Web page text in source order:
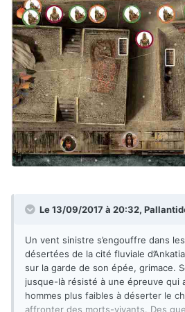
Le 13/09/2017 à 20:32,
Un vent sinistre s’engouffre dans
désertées de la cité fluviale
sur la garde de son épée, grimace.
jusque-là résisté à une épreuve qui
hommes plus faibles à déserter le
affronter des morts-vivants. Des